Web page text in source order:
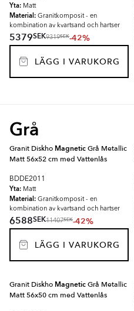
Yta: Matt
Material: Granitkomposit - en
kombination av kvartsand och hartser
5379SEK9319SEK-42%
LÄGG I VARUKORG
Grå
Granit Diskho MagneticGrå Metallic
Matt 56x52 cm med Vattenlås
BDDE2011
Yta: Matt
Material: Granitkomposit - en
kombination av kvartsand och hartser
6588SEK11407SEK-42%
LÄGG I VARUKORG
Granit Diskho MagneticGrå Metallic
Matt 56x50 cm med Vattenlås